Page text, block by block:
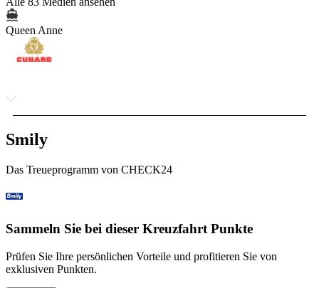
Queen Anne
Smily
Das Treueprogramm von CHECK24
Sammeln Sie bei dieser Kreuzfahrt Punkte
Prüfen Sie Ihre persönlichen Vorteile und profitieren Sie von
exklusiven Punkten.